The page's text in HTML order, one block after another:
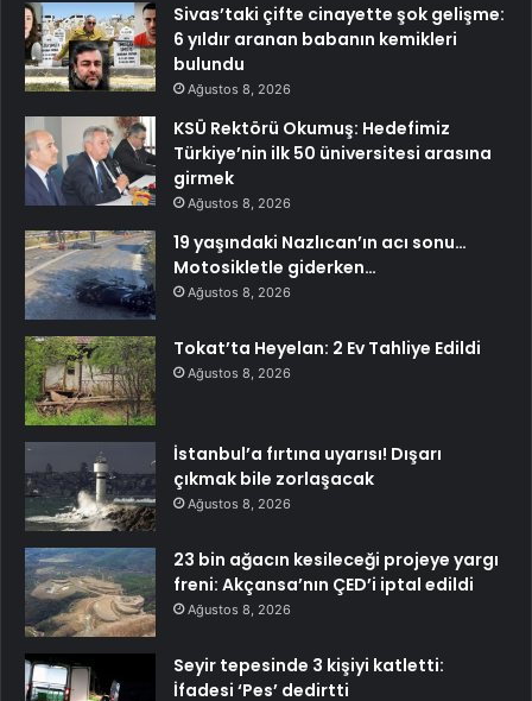
Sivas’taki çifte cinayette şok gelişme:
6 yıldır aranan babanın kemikleri
bulundu
Ağustos 8, 2026
KSÜ Rektörü Okumuş: Hedefimiz
Türkiye’nin ilk 50 üniversitesi arasına
girmek
Ağustos 8, 2026
19 yaşındaki Nazlıcan’ın acı sonu…
Motosikletle giderken…
Ağustos 8, 2026
Tokat’ta Heyelan: 2 Ev Tahliye Edildi
Ağustos 8, 2026
İstanbul’a fırtına uyarısı! Dışarı
çıkmak bile zorlaşacak
Ağustos 8, 2026
23 bin ağacın kesileceği projeye yargı
freni: Akçansa’nın ÇED’i iptal edildi
Ağustos 8, 2026
Seyir tepesinde 3 kişiyi katletti:
İfadesi ‘Pes’ dedirtti